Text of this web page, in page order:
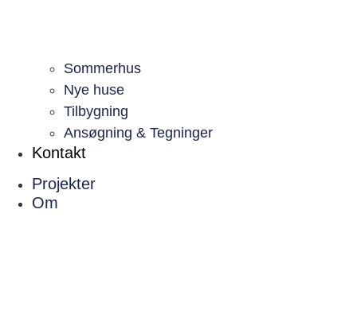
Sommerhus
Nye huse
Tilbygning
Ansøgning & Tegninger
Kontakt
Projekter
Om